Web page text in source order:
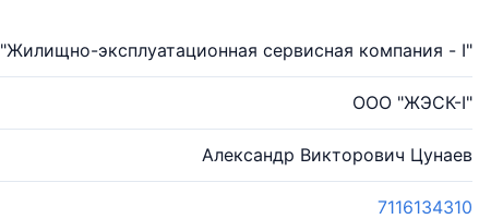
"Жилищно-эксплуатационная сервисная компания - I"
ООО "ЖЭСК-I"
Александр Викторович Цунаев
7116134310